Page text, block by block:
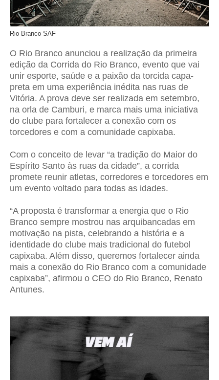
Rio Branco SAF
O Rio Branco anunciou a realização da primeira
edição da Corrida do Rio Branco, evento que vai
unir esporte, saúde e a paixão da torcida capa-
preta em uma experiência inédita nas ruas de
Vitória. A prova deve ser realizada em setembro,
na orla de Camburi, e marca mais uma iniciativa
do clube para fortalecer a conexão com os
torcedores e com a comunidade capixaba.
Com o conceito de levar “a tradição do Maior do
Espírito Santo às ruas da cidade”, a corrida
promete reunir atletas, corredores e torcedores em
um evento voltado para todas as idades.
“A proposta é transformar a energia que o Rio
Branco sempre mostrou nas arquibancadas em
motivação na pista, celebrando a história e a
identidade do clube mais tradicional do futebol
capixaba. Além disso, queremos fortalecer ainda
mais a conexão do Rio Branco com a comunidade
capixaba”, afirmou o CEO do Rio Branco, Renato
Antunes.